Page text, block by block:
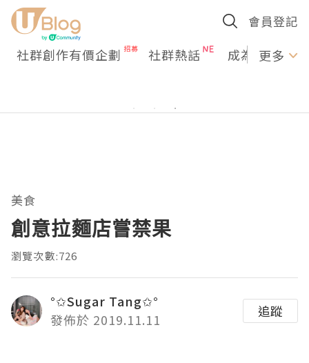
會員登記
社群創作有價企劃 社群熱話 成為U更多
美食
創意拉麵店嘗禁果
瀏覽次數:726
°✩Sugar Tang✩°
發佈於 2019.11.11
追蹤